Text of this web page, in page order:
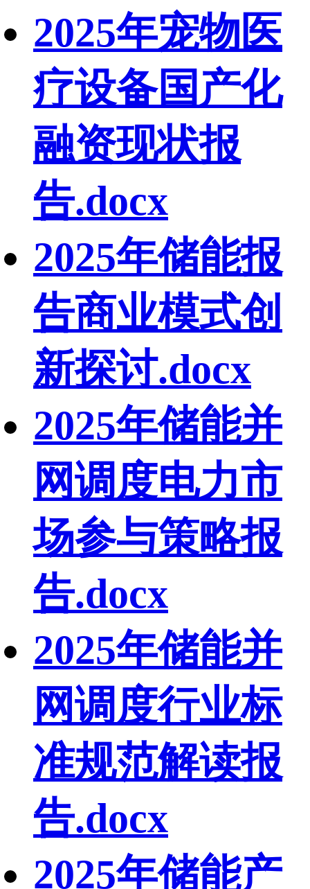
2025年宠物医
疗设备国产化
融资现状报
告.docx
2025年储能报
告商业模式创
新探讨.docx
2025年储能并
网调度电力市
场参与策略报
告.docx
2025年储能并
网调度行业标
准规范解读报
告.docx
2025年储能产